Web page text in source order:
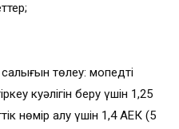
төлеу: мопедті
куәлігін беру үшін 1,25
нөмір алу үшін 1,4 АЕК (5